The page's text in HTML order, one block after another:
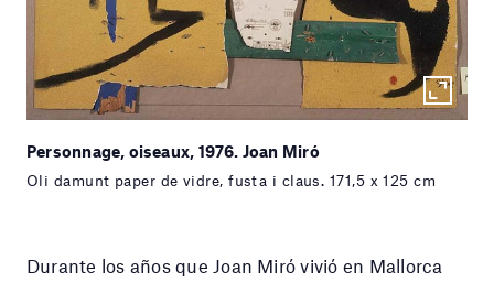
Personnage, oiseaux, 1976. Joan Miró
Oli damunt paper de vidre, fusta i claus. 171,5 x 125 cm
Durante los años que Joan Miró vivió en Mallorca